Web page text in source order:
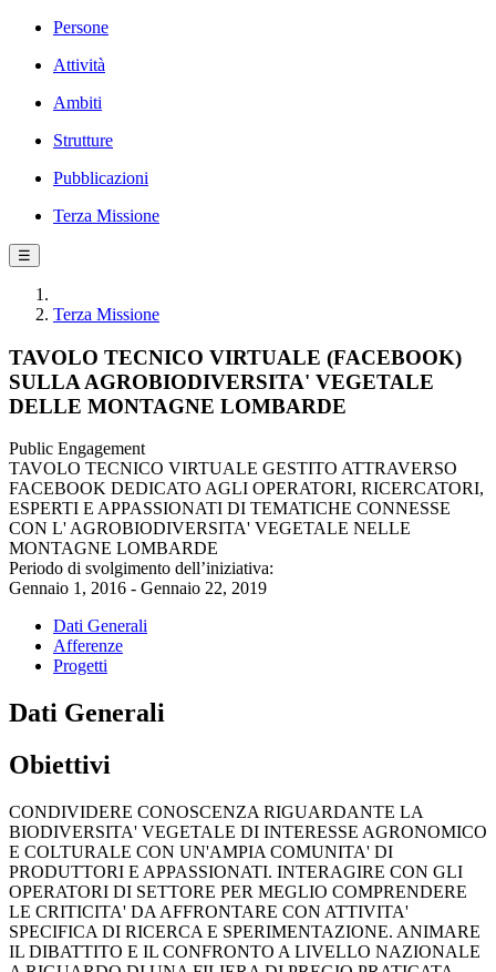
Persone
Attività
Ambiti
Strutture
Pubblicazioni
Terza Missione
☰
Terza Missione
TAVOLO TECNICO VIRTUALE (FACEBOOK)
SULLA AGROBIODIVERSITA' VEGETALE
DELLE MONTAGNE LOMBARDE
Public Engagement
TAVOLO TECNICO VIRTUALE GESTITO ATTRAVERSO
FACEBOOK DEDICATO AGLI OPERATORI, RICERCATORI,
ESPERTI E APPASSIONATI DI TEMATICHE CONNESSE
CON L' AGROBIODIVERSITA' VEGETALE NELLE
MONTAGNE LOMBARDE
Periodo di svolgimento dell’iniziativa:
Gennaio 1, 2016 - Gennaio 22, 2019
Dati Generali
Afferenze
Progetti
Dati Generali
Obiettivi
CONDIVIDERE CONOSCENZA RIGUARDANTE LA
BIODIVERSITA' VEGETALE DI INTERESSE AGRONOMICO
E COLTURALE CON UN'AMPIA COMUNITA' DI
PRODUTTORI E APPASSIONATI. INTERAGIRE CON GLI
OPERATORI DI SETTORE PER MEGLIO COMPRENDERE
LE CRITICITA' DA AFFRONTARE CON ATTIVITA'
SPECIFICA DI RICERCA E SPERIMENTAZIONE. ANIMARE
IL DIBATTITO E IL CONFRONTO A LIVELLO NAZIONALE